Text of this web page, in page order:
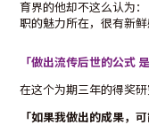
育界的他却不这么认为
职的魅力所在，很有新鲜
「做出流传后世的公式
在这个为期三年的得奖
「如果我做出的成果，